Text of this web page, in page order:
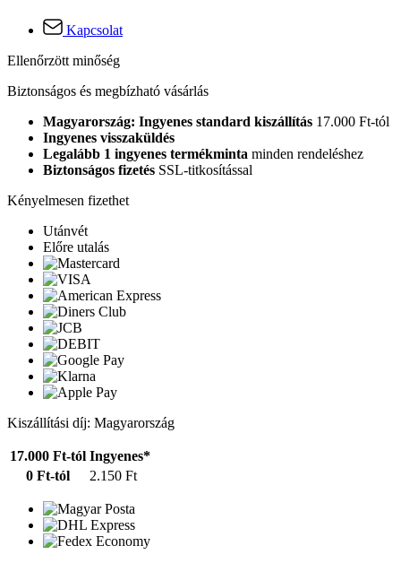
Kapcsolat
Ellenőrzött minőség
Biztonságos és megbízható vásárlás
Magyarország: Ingyenes standard kiszállítás 17.000 Ft-tól
Ingyenes visszaküldés
Legalább 1 ingyenes termékminta minden rendeléshez
Biztonságos fizetés SSL-titkosítással
Kényelmesen fizethet
Utánvét
Előre utalás
Kiszállítási díj: Magyarország
17.000 Ft-tól Ingyenes*
0 Ft-tól
2.150 Ft